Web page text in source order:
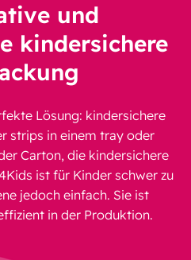
und
kindersichere
Lösung: kindersichere
strips in einem tray oder
Carton, die kindersichere
ist für Kinder schwer zu
jedoch einfach. Sie ist
in der Produktion.